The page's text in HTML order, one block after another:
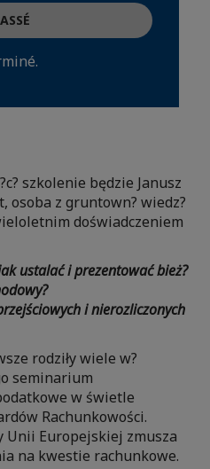
szkolenie będzie Janusz
osoba z gruntown? wiedz?
doświadczeniem
ustalać i prezentować bież?
i nierozliczonych
rodziły wiele w?
seminarium
w świetle
Rachunkowości.
Europejskiej zmusza
na kwestie rachunkowe.